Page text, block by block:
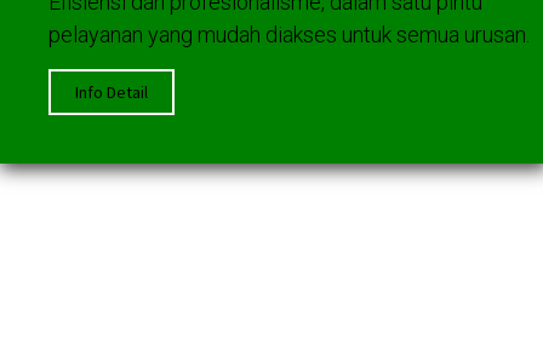
pelayanan yang mudah diakses untuk semua urusan.
Info Detail